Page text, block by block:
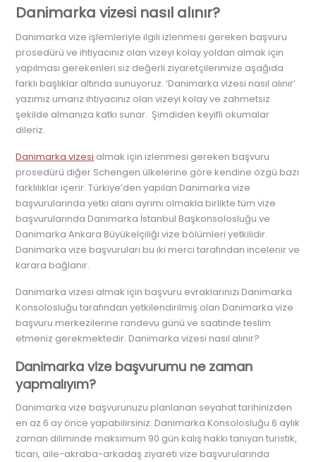
Danimarka vizesi nasıl alınır?
Danimarka vize işlemleriyle ilgili izlenmesi gereken başvuru
prosedürü ve ihtiyacınız olan vizeyi kolay yoldan almak için
yapılması gerekenleri siz değerli ziyaretçilerimize aşağıda
farklı başlıklar altında sunuyoruz. ‘Danimarka vizesi nasıl alınır’
yazımız umarız ihtiyacınız olan vizeyi kolay ve zahmetsiz
şekilde almanıza katkı sunar. Şimdiden keyifli okumalar
dileriz.
Danimarka vizesi almak için izlenmesi gereken başvuru
prosedürü diğer Schengen ülkelerine göre kendine özgü bazı
farklılıklar içerir. Türkiye’den yapılan Danimarka vize
başvurularında yetki alanı ayrımı olmakla birlikte tüm vize
başvurularında Danimarka İstanbul Başkonsolosluğu ve
Danimarka Ankara Büyükelçiliği vize bölümleri yetkilidir.
Danimarka vize başvuruları bu iki merci tarafından incelenir ve
karara bağlanır.
Danimarka vizesi almak için başvuru evraklarınızı Danimarka
Konsolosluğu tarafından yetkilendirilmiş olan Danimarka vize
başvuru merkezilerine randevu günü ve saatinde teslim
etmeniz gerekmektedir. Danimarka vizesi nasıl alınır?
Danimarka vize başvurumu ne zaman
yapmalıyım?
Danimarka vize başvurunuzu planlanan seyahat tarihinizden
en az 6 ay önce yapabilirsiniz. Danimarka Konsolosluğu 6 aylık
zaman diliminde maksimum 90 gün kalış hakkı tanıyan turistik,
ticari, aile-akraba-arkadaş ziyareti vize başvurularında